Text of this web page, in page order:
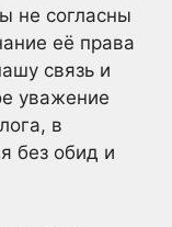
не согласны
её права
связь и
уважение
в
без обид и